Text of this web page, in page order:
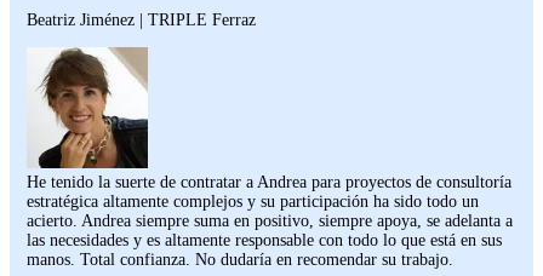
Beatriz Jiménez | TRIPLE Ferraz
He tenido la suerte de contratar a Andrea para proyectos de consultoría
estratégica altamente complejos y su participación ha sido todo un
acierto. Andrea siempre suma en positivo, siempre apoya, se adelanta a
las necesidades y es altamente responsable con todo lo que está en sus
manos. Total confianza. No dudaría en recomendar su trabajo.